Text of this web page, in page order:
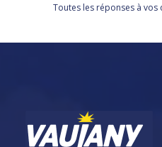
Toutes les réponses à vos